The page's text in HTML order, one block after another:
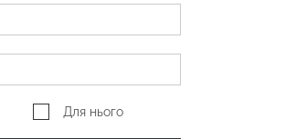
Для нього